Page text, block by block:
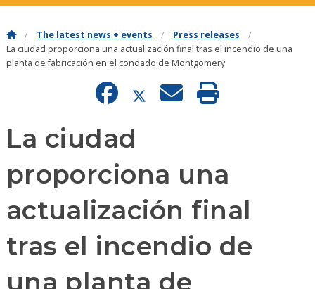
The latest news + events
Press releases
La ciudad proporciona una actualización final tras el incendio de una
planta de fabricación en el condado de Montgomery
La ciudad
proporciona una
actualización final
tras el incendio de
una planta de